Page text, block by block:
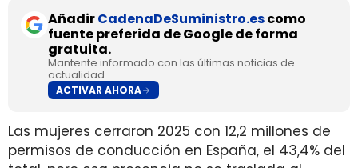
AñadirCadenaDeSuministro.escomo
fuente preferida de Google de forma
gratuita.
Mantente informado con las últimas noticias de
actualidad.
ACTIVAR AHORA
Las mujeres cerraron 2025 con 12,2 millones de
permisos de conducción en España, el 43,4% del